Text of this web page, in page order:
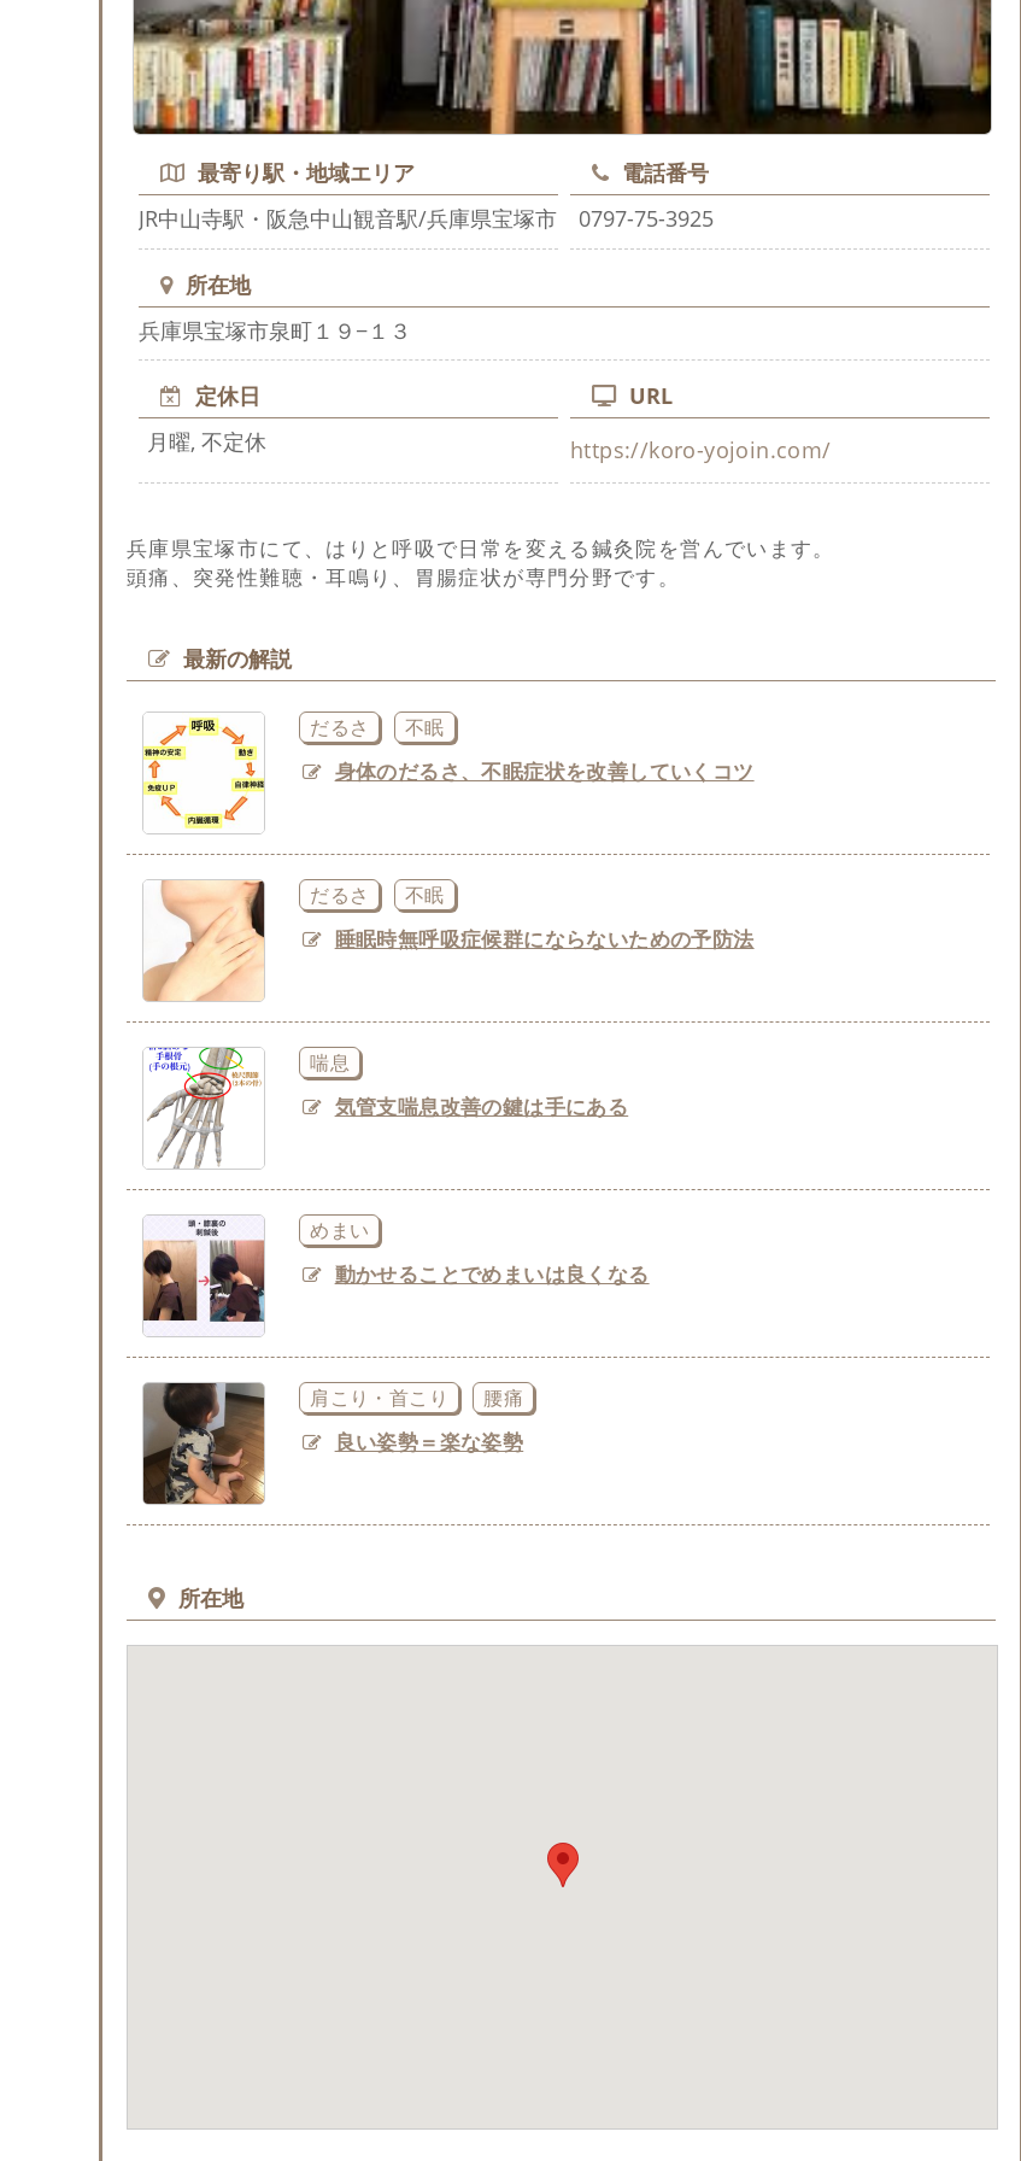
最寄り駅・地域エリア
JR中山寺駅・阪急中山観音駅/兵庫県宝塚市
電話番号
0797-75-3925
所在地
兵庫県宝塚市泉町１９−１３
定休日
月曜, 不定休
URL
https://koro-yojoin.com/
兵庫県宝塚市にて、はりと呼吸で日常を変える鍼灸院を営んでいます。
頭痛、突発性難聴・耳鳴り、胃腸症状が専門分野です。
最新の解説
だるさ 不眠
身体のだるさ、不眠症状を改善していくコツ
だるさ 不眠
睡眠時無呼吸症候群にならないための予防法
喘息
気管支喘息改善の鍵は手にある
めまい
動かせることでめまいは良くなる
肩こり・首こり 腰痛
良い姿勢＝楽な姿勢
所在地